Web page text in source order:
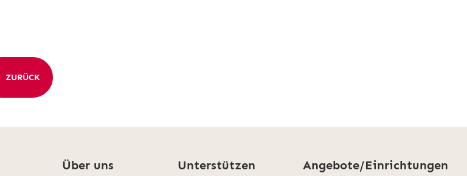
ZURÜCK
Über uns Unterstützen Angebote/Einrichtungen